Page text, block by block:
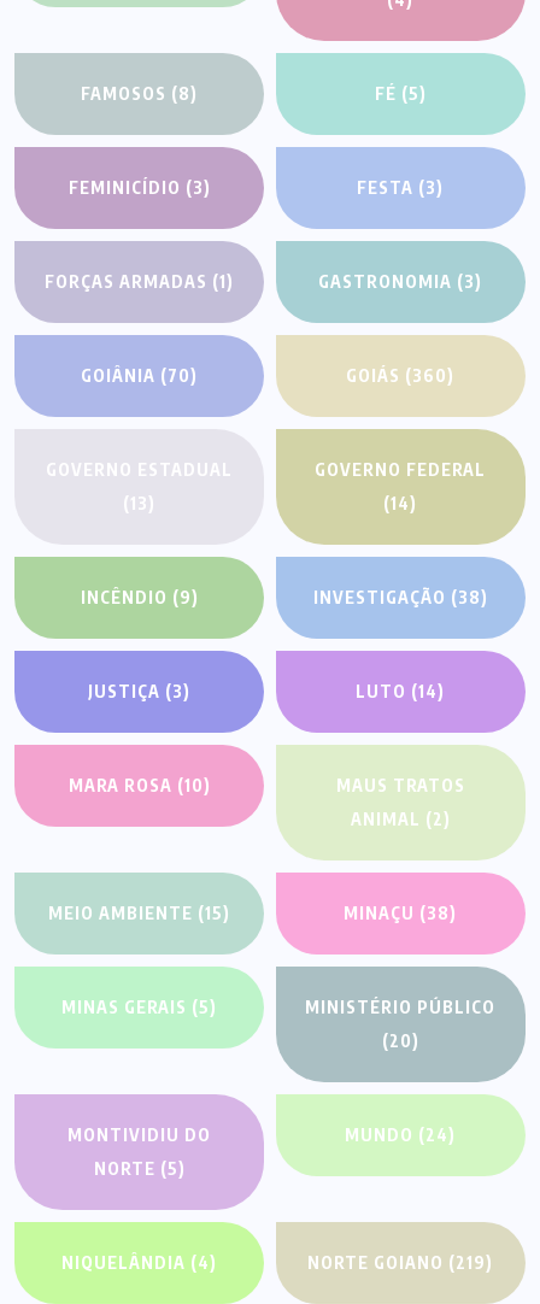
FAMOSOS (8) FÉ (5)
FEMINICÍDIO (3) FESTA (3)
FORÇAS ARMADAS (1) GASTRONOMIA (3)
GOIÂNIA (70) GOIÁS (360)
GOVERNO ESTADUAL
(13)
GOVERNO FEDERAL
(14)
INCÊNDIO (9) INVESTIGAÇÃO (38)
JUSTIÇA (3) LUTO (14)
MARA ROSA (10)
MAUS TRATOS
ANIMAL (2)
MEIO AMBIENTE (15) MINAÇU (38)
MINAS GERAIS (5)
MINISTÉRIO PÚBLICO
(20)
MONTIVIDIU DO
NORTE (5)
MUNDO (24)
NIQUELÂNDIA (4) NORTE GOIANO (219)